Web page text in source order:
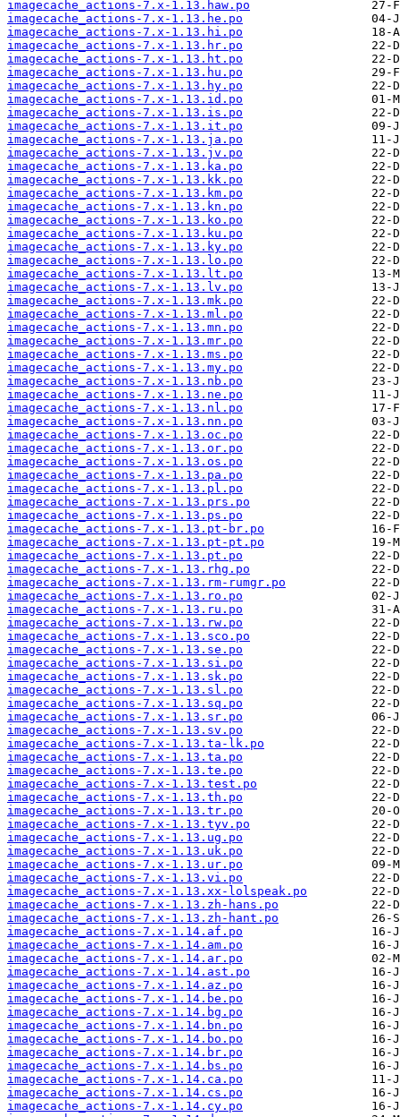
imagecache_actions-7.x-1.13.haw.po
imagecache_actions-7.x-1.13.he.po
imagecache_actions-7.x-1.13.hi.po
imagecache_actions-7.x-1.13.hr.po
imagecache_actions-7.x-1.13.ht.po
imagecache_actions-7.x-1.13.hu.po
imagecache_actions-7.x-1.13.hy.po
imagecache_actions-7.x-1.13.id.po
imagecache_actions-7.x-1.13.is.po
imagecache_actions-7.x-1.13.it.po
imagecache_actions-7.x-1.13.ja.po
imagecache_actions-7.x-1.13.jv.po
imagecache_actions-7.x-1.13.ka.po
imagecache_actions-7.x-1.13.kk.po
imagecache_actions-7.x-1.13.km.po
imagecache_actions-7.x-1.13.kn.po
imagecache_actions-7.x-1.13.ko.po
imagecache_actions-7.x-1.13.ku.po
imagecache_actions-7.x-1.13.ky.po
imagecache_actions-7.x-1.13.lo.po
imagecache_actions-7.x-1.13.lt.po
imagecache_actions-7.x-1.13.lv.po
imagecache_actions-7.x-1.13.mk.po
imagecache_actions-7.x-1.13.ml.po
imagecache_actions-7.x-1.13.mn.po
imagecache_actions-7.x-1.13.mr.po
imagecache_actions-7.x-1.13.ms.po
imagecache_actions-7.x-1.13.my.po
imagecache_actions-7.x-1.13.nb.po
imagecache_actions-7.x-1.13.ne.po
imagecache_actions-7.x-1.13.nl.po
imagecache_actions-7.x-1.13.nn.po
imagecache_actions-7.x-1.13.oc.po
imagecache_actions-7.x-1.13.or.po
imagecache_actions-7.x-1.13.os.po
imagecache_actions-7.x-1.13.pa.po
imagecache_actions-7.x-1.13.pl.po
imagecache_actions-7.x-1.13.prs.po
imagecache_actions-7.x-1.13.ps.po
imagecache_actions-7.x-1.13.pt-br.po
imagecache_actions-7.x-1.13.pt-pt.po
imagecache_actions-7.x-1.13.pt.po
imagecache_actions-7.x-1.13.rhg.po
imagecache_actions-7.x-1.13.rm-rumgr.po
imagecache_actions-7.x-1.13.ro.po
imagecache_actions-7.x-1.13.ru.po
imagecache_actions-7.x-1.13.rw.po
imagecache_actions-7.x-1.13.sco.po
imagecache_actions-7.x-1.13.se.po
imagecache_actions-7.x-1.13.si.po
imagecache_actions-7.x-1.13.sk.po
imagecache_actions-7.x-1.13.sl.po
imagecache_actions-7.x-1.13.sq.po
imagecache_actions-7.x-1.13.sr.po
imagecache_actions-7.x-1.13.sv.po
imagecache_actions-7.x-1.13.ta-lk.po
imagecache_actions-7.x-1.13.ta.po
imagecache_actions-7.x-1.13.te.po
imagecache_actions-7.x-1.13.test.po
imagecache_actions-7.x-1.13.th.po
imagecache_actions-7.x-1.13.tr.po
imagecache_actions-7.x-1.13.tyv.po
imagecache_actions-7.x-1.13.ug.po
imagecache_actions-7.x-1.13.uk.po
imagecache_actions-7.x-1.13.ur.po
imagecache_actions-7.x-1.13.vi.po
imagecache_actions-7.x-1.13.xx-lolspeak.po
imagecache_actions-7.x-1.13.zh-hans.po
imagecache_actions-7.x-1.13.zh-hant.po
imagecache_actions-7.x-1.14.af.po
imagecache_actions-7.x-1.14.am.po
imagecache_actions-7.x-1.14.ar.po
imagecache_actions-7.x-1.14.ast.po
imagecache_actions-7.x-1.14.az.po
imagecache_actions-7.x-1.14.be.po
imagecache_actions-7.x-1.14.bg.po
imagecache_actions-7.x-1.14.bn.po
imagecache_actions-7.x-1.14.bo.po
imagecache_actions-7.x-1.14.br.po
imagecache_actions-7.x-1.14.bs.po
imagecache_actions-7.x-1.14.ca.po
imagecache_actions-7.x-1.14.cs.po
imagecache_actions-7.x-1.14.cy.po